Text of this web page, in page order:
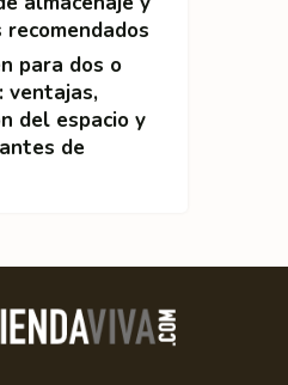
recomendados
para dos o
ventajas,
del espacio y
de